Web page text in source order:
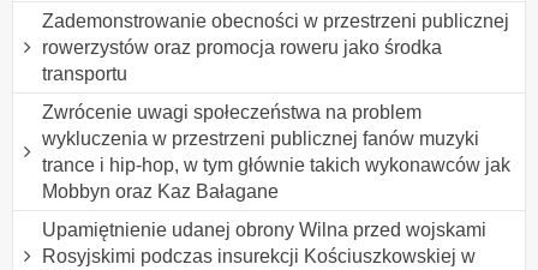
Zademonstrowanie obecności w przestrzeni publicznej
rowerzystów oraz promocja roweru jako środka
transportu
Zwrócenie uwagi społeczeństwa na problem
wykluczenia w przestrzeni publicznej fanów muzyki
trance i hip-hop, w tym głównie takich wykonawców jak
Mobbyn oraz Kaz Bałagane
Upamiętnienie udanej obrony Wilna przed wojskami
Rosyjskimi podczas insurekcji Kościuszkowskiej w